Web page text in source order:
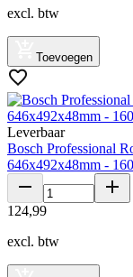
excl. btw
Toevoegen
Leverbaar
Bosch Professional
646x492x48mm -
124,99
excl. btw